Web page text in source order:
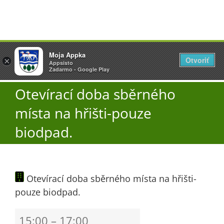
Přeskočit
na
obsah
Úřad
Otevírací doba sběrného
místa na hřišti-pouze
biodpad.
Otevírací doba sběrného místa na hřišti-
pouze biodpad.
15:00 – 17:00
×
Vyžlovka
AppSisto
- In Google Play
Otevřít
×
Moja Appka
Appsisto
Zadarmo - Google Play
Otvoriť